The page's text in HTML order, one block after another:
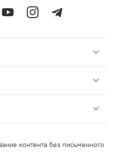
контента без письменного